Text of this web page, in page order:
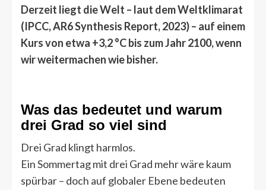
Derzeit liegt die Welt – laut dem Weltklimarat
(IPCC, AR6 Synthesis Report, 2023) – auf einem
Kurs von etwa +3,2 °C bis zum Jahr 2100, wenn
wir weitermachen wie bisher.
Was das bedeutet und warum
drei Grad so viel sind
Drei Grad klingt harmlos.
Ein Sommertag mit drei Grad mehr wäre kaum
spürbar – doch auf globaler Ebene bedeuten